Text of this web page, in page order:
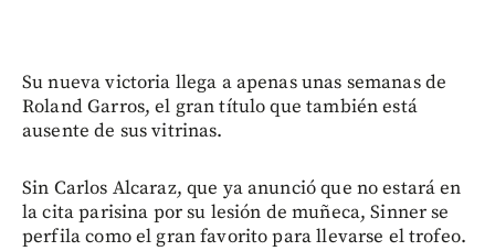
Su nueva victoria llega a apenas unas semanas de
Roland Garros, el gran título que también está
ausente de sus vitrinas.
Sin Carlos Alcaraz, que ya anunció que no estará en
la cita parisina por su lesión de muñeca, Sinner se
perfila como el gran favorito para llevarse el trofeo.